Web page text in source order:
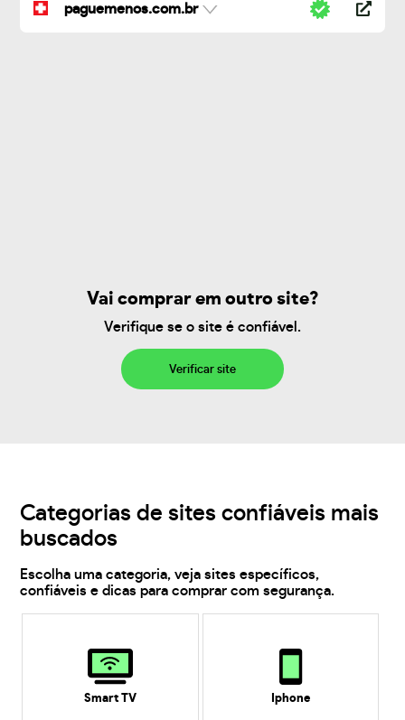
paguemenos.com.br
Vai comprar em outro site?
Verifique se o site é confiável.
Verificar site
Categorias de sites confiáveis mais
buscados
Escolha uma categoria, veja sites específicos,
confiáveis e dicas para comprar com segurança.
Smart TV Iphone